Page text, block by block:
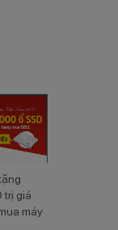
trị giá
máy